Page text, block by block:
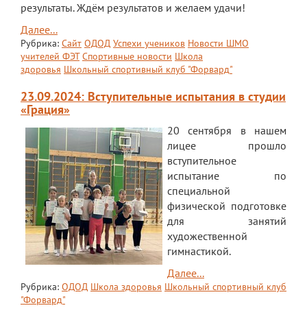
результаты. Ждём результатов и желаем удачи!
Далее...
Рубрика: Сайт ОДОД Успехи учеников Новости ШМО
учителей ФЭТ Спортивные новости Школа
здоровья Школьный спортивный клуб "Форвард"
23.09.2024: Вступительные испытания в студии
«Грация»
20 сентября в нашем
лицее прошло
вступительное
испытание по
специальной
физической подготовке
для занятий
художественной
гимнастикой.
Далее...
Рубрика: ОДОД Школа здоровья Школьный спортивный клуб
"Форвард"